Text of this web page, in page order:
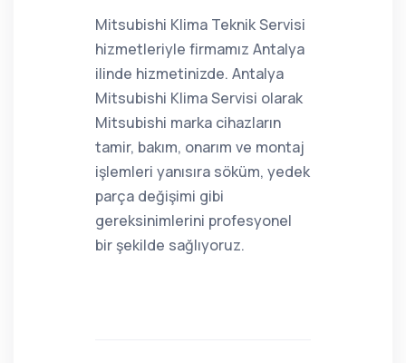
Mitsubishi Klima Teknik Servisi
hizmetleriyle firmamız Antalya
ilinde hizmetinizde. Antalya
Mitsubishi Klima Servisi olarak
Mitsubishi marka cihazların
tamir, bakım, onarım ve montaj
işlemleri yanısıra söküm, yedek
parça değişimi gibi
gereksinimlerini profesyonel
bir şekilde sağlıyoruz.